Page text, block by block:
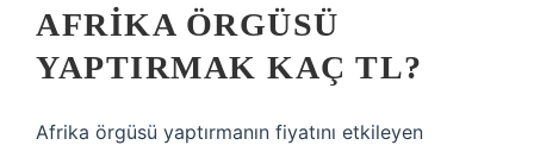
AFRIKA ÖRGÜSÜ
YAPTIRMAK KAÇ TL?
Afrika örgüsü yaptırmanın fiyatını etkileyen